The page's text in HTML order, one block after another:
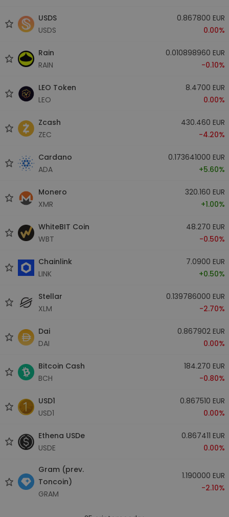
USDS
USDS
0.867800 EUR
0.00%
Rain
RAIN
0.010898960 EUR
-0.10%
LEO Token
LEO
8.4700 EUR
0.00%
Zcash
ZEC
430.460 EUR
-4.20%
Cardano
ADA
0.173641000 EUR
+5.60%
Monero
XMR
320.160 EUR
+1.00%
WhiteBIT Coin
WBT
48.270 EUR
-0.50%
Chainlink
LINK
7.0900 EUR
+0.50%
Stellar
XLM
0.139786000 EUR
-2.70%
Dai
DAI
0.867902 EUR
0.00%
Bitcoin Cash
BCH
184.270 EUR
-0.80%
USD1
USD1
0.867510 EUR
0.00%
Ethena USDe
USDE
0.867411 EUR
0.00%
Gram (prev.
Toncoin)
GRAM
1.190000 EUR
-2.10%